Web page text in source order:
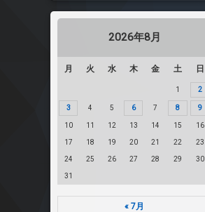
2026年8月
月 火 水 木 金 土 日
1 2
3 4 5 6 7 8 9
10 11 12 13 14 15 16
17 18 19 20 21 22 23
24 25 26 27 28 29 30
31
« 7月